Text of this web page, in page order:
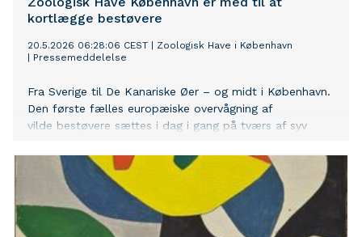
kortlægge bestøvere
20.5.2026 06:28:06 CEST
Zoologisk Have i København
Pressemeddelelse
Fra Sverige til De Kanariske Øer – og midt i København.
Den første fælles europæiske overvågning af
vilde bestøvere sættes i dag i gang på tværs af syv
LIFE Pollinators skal zoologiske haver over hele Europa
indsamle data om vilde bier, sommerfugle og svirrefluer
for at styrke arbejdet med at beskytte bestøvere, der
er under stort pres, ved at skabe levesteder for dem i